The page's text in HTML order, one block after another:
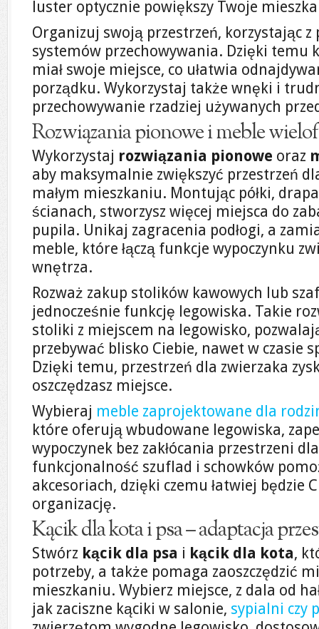
luster optycznie powiększy Twoje
Organizuj swoją przestrzeń, korzystając
systemów przechowywania. Dzięki temu
miał swoje miejsce, co ułatwia
porządku. Wykorzystaj także wnęki i
przechowywanie rzadziej używanych
Rozwiązania pionowe i meble
Wykorzystaj rozwiązania pionowe oraz
aby maksymalnie zwiększyć przestrzeń
małym mieszkaniu. Montując półki,
ścianach, stworzysz więcej miejsca do
pupila. Unikaj zagracenia podłogi, a
meble, które łączą funkcje wypoczynku
wnętrza.
Rozważ zakup stolików kawowych lub
jednocześnie funkcję legowiska. Takie
stoliki z miejscem na legowisko,
przebywać blisko Ciebie, nawet w czasie
Dzięki temu, przestrzeń dla zwierzaka
oszczędzasz miejsce.
Wybieraj meble zaprojektowane dla
które oferują wbudowane legowiska,
wypoczynek bez zakłócania przestrzeni
funkcjonalność szuflad i schowków
akcesoriach, dzięki czemu łatwiej będzie
organizację.
Kącik dla kota i psa – adaptacja
Stwórz kącik dla psa i kącik dla kota,
potrzeby, a także pomaga zaoszczędzić
mieszkaniu. Wybierz miejsce, z dala od
jak zaciszne kąciki w salonie, sypialni czy